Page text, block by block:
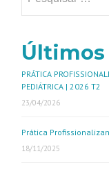
PRÁTICA
PEDIÁTRICA | 2026 T2
23/04/2026
Prática
18/11/2025